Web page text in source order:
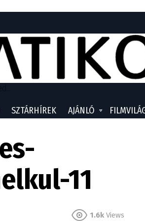
SZTÁRHÍREK AJÁNLÓ
11
1.6k Views